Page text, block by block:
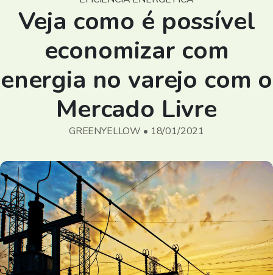
Veja como é possível
economizar com
energia no varejo com o
Mercado Livre
GREENYELLOW • 18/01/2021